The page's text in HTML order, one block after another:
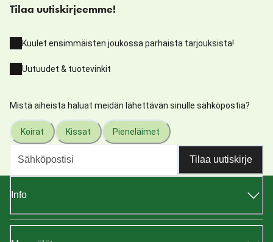
Tilaa uutiskirjeemme!
Kuulet ensimmäisten joukossa parhaista tarjouksista!
Uutuudet & tuotevinkit
Mistä aiheista haluat meidän lähettävän sinulle sähköpostia?
Koirat Kissat Pieneläimet
Tilaa uutiskirje
Info